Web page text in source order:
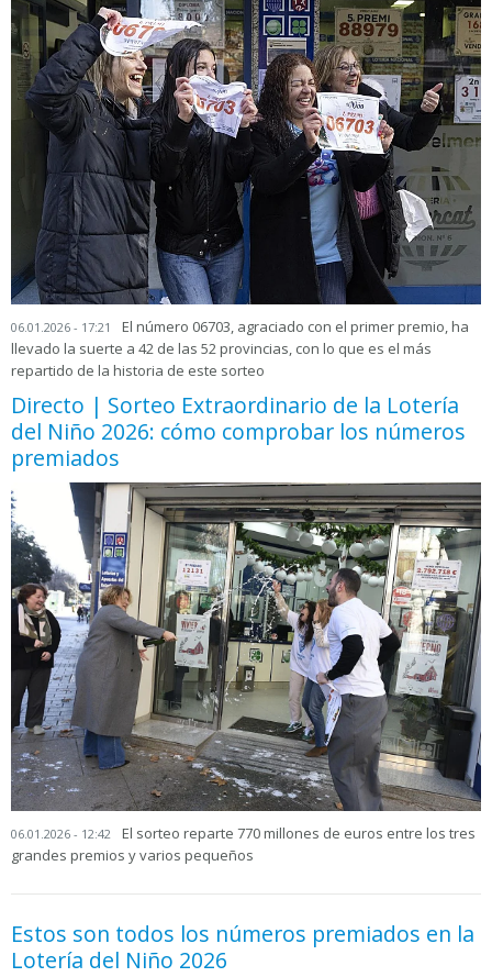
06.01.2026 - 17:21
El número 06703, agraciado con el primer premio, ha
llevado la suerte a 42 de las 52 provincias, con lo que es el más
repartido de la historia de este sorteo
Directo | Sorteo Extraordinario de la Lotería
del Niño 2026: cómo comprobar los números
premiados
06.01.2026 - 12:42
El sorteo reparte 770 millones de euros entre los tres
grandes premios y varios pequeños
Estos son todos los números premiados en la
Lotería del Niño 2026